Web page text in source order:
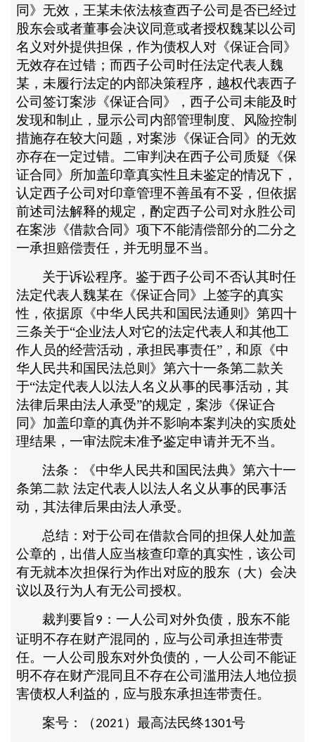
同》无效，王某未依法核查西子公司是否已经过
股东会或者董事会决议同意或者授权魏某以公司
名义对外提供担保，作为债权人对《保证合同》
无效存在过错；而西子公司时任法定代表人魏
某，未履行法定的内部决策程序，越权代表西子
公司签订案涉《保证合同》，西子公司未能及时
发现和制止，显示公司内部管理制度、风险控制
措施存在较大问题，对案涉《保证合同》的无效
亦存在一定过错。二审判决在西子公司质疑《保
证合同》所加盖印章真实性且未鉴定的情况下，
认定西子公司对印章管理不善虽有不妥，但依据
前述司法解释的规定，酌定西子公司对永胜公司
在案涉《借款合同》项下不能清偿部分的二分之
一承担赔偿责任，并无明显不当。
关于诉讼程序。鉴于西子公司不否认其时任
法定代表人魏某在《保证合同》上签字的真实
性，依据原《中华人民共和国民法通则》第四十
三条关于“企业法人对它的法定代表人和其他工
作人员的经营活动，承担民事责任”，和原《中
华人民共和国民法总则》第六十一条第二款关
于“法定代表人以法人名义从事的民事活动，其
法律后果由法人承受”的规定，案涉《保证合
同》加盖印章的真伪并不影响本案判决的实质处
理结果，一审法院未准予鉴定申请并无不当。
法条：《中华人民共和国民法典》第六十一
条第二款 法定代表人以法人名义从事的民事活
动，其法律后果由法人承受。
总结：对于公司在借款合同的担保人处加盖
公章的，出借人应当核查印章的真实性，该公司
有无就本次担保行为作出对应的股东（大）会决
议以及行为人有无公司授权。
裁判要旨9 ：一人公司对外负债，股东不能
证明不存在财产混同的，应与公司承担连带责
任。一人公司股东对外负债的，一人公司不能证
明不存在财产混同且不存在公司滥用法人地位损
害债权人利益的，应与股东承担连带责任。
案号：（2021 ）最高法民终1301号